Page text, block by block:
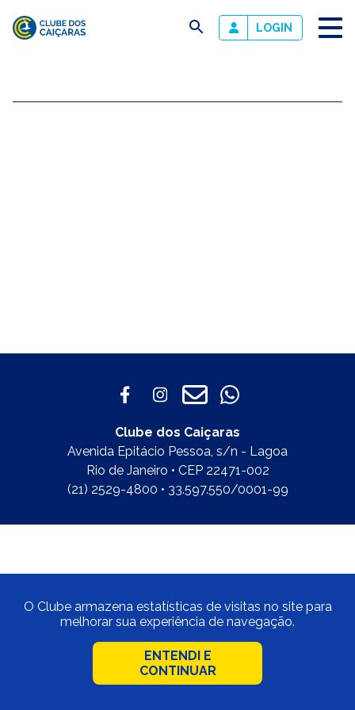
Caiçaras
busca LOGIN
Clube dos Caiçaras
Avenida Epitácio Pessoa, s/n - Lagoa
Rio de Janeiro • CEP 22471-002
(21) 2529-4800 • 33.597.550/0001-99
O Clube armazena estatísticas de visitas no site para
melhorar sua experiência de navegação.
ENTENDI E
CONTINUAR